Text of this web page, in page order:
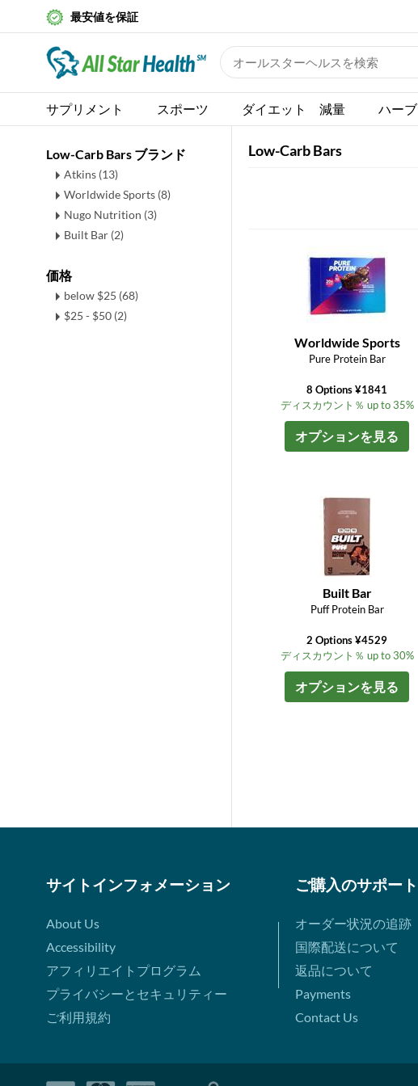
最安値を保証
サプリメント スポーツ ダイエット 減量 ハーブ
Low-Carb Bars ブランド
Atkins (13)
Worldwide Sports (8)
Nugo Nutrition (3)
Built Bar (2)
価格
below $25 (68)
$25 - $50 (2)
Low-Carb Bars
Worldwide Sports
Pure Protein Bar
8 Options ¥1841
ディスカウント％ up to 35%
オプションを見る
Built Bar
Puff Protein Bar
2 Options ¥4529
ディスカウント％ up to 30%
オプションを見る
サイトインフォメーション
About Us
Accessibility
アフィリエイトプログラム
プライバシーとセキュリティー
ご利用規約
ご購入のサポート
オーダー状況の追跡
国際配送について
返品について
Payments
Contact Us